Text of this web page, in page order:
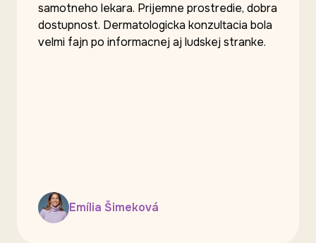
samotneho lekara. Prijemne prostredie, dobra
dostupnost. Dermatologicka konzultacia bola
velmi fajn po informacnej aj ludskej stranke.
Emília Šimeková